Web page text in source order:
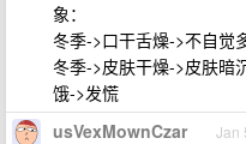
象：
冬季->口干舌燥->不自觉
冬季->皮肤干燥->皮肤暗
饿->发慌
usVexMownCzar Jan